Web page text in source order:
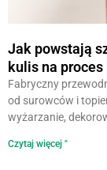
Jak powstają
kulis na
Fabryczny
od surowców i
wyżarzanie,
Czytaj więcej "